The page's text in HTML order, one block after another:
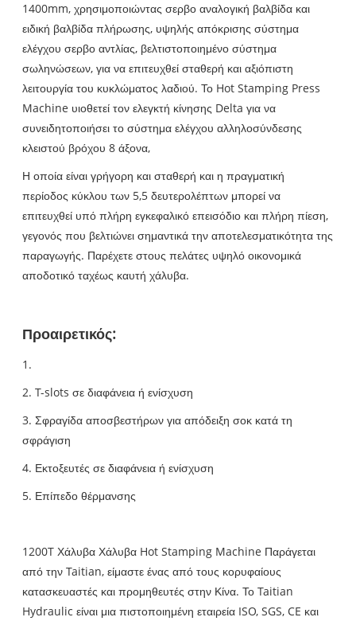
1400mm, χρησιμοποιώντας σερβο αναλογική βαλβίδα και
ειδική βαλβίδα πλήρωσης, υψηλής απόκρισης σύστημα
ελέγχου σερβο αντλίας, βελτιστοποιημένο σύστημα
σωληνώσεων, για να επιτευχθεί σταθερή και αξιόπιστη
λειτουργία του κυκλώματος λαδιού. Το Hot Stamping Press
Machine υιοθετεί τον ελεγκτή κίνησης Delta για να
συνειδητοποιήσει το σύστημα ελέγχου αλληλοσύνδεσης
κλειστού βρόχου 8 άξονα,
Η οποία είναι γρήγορη και σταθερή και η πραγματική
περίοδος κύκλου των 5,5 δευτερολέπτων μπορεί να
επιτευχθεί υπό πλήρη εγκεφαλικό επεισόδιο και πλήρη πίεση,
γεγονός που βελτιώνει σημαντικά την αποτελεσματικότητα της
παραγωγής. Παρέχετε στους πελάτες υψηλό οικονομικά
αποδοτικό ταχέως καυτή χάλυβα.
Προαιρετικός:
1.
2. T-slots σε διαφάνεια ή ενίσχυση
3. Σφραγίδα αποσβεστήρων για απόδειξη σοκ κατά τη
σφράγιση
4. Εκτοξευτές σε διαφάνεια ή ενίσχυση
5. Επίπεδο θέρμανσης
1200T Χάλυβα Χάλυβα Hot Stamping Machine Παράγεται
από την Taitian, είμαστε ένας από τους κορυφαίους
κατασκευαστές και προμηθευτές στην Κίνα. Το Taitian
Hydraulic είναι μια πιστοποιημένη εταιρεία ISO, SGS, CE και